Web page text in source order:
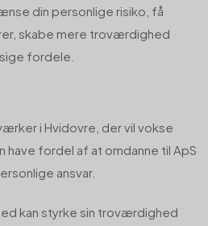
din personlige risiko, få
skabe mere troværdighed
fordele.
i Hvidovre, der vil vokse
have fordel af at omdanne til ApS
ansvar.
kan styrke sin troværdighed